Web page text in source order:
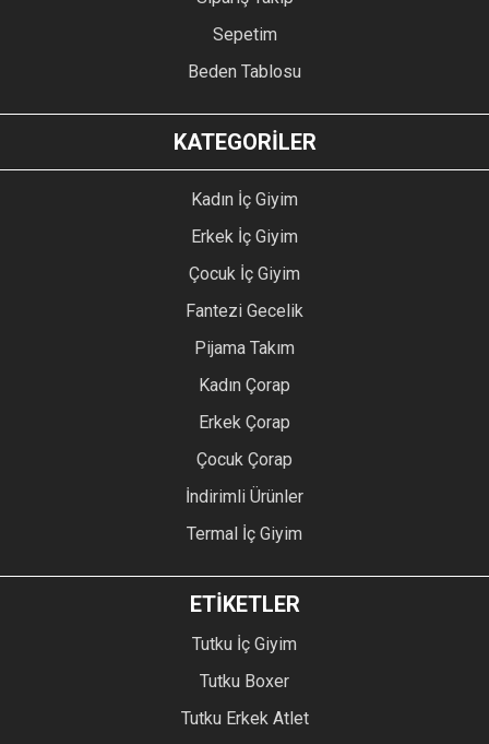
Sepetim
Beden Tablosu
KATEGORİLER
Kadın İç Giyim
Erkek İç Giyim
Çocuk İç Giyim
Fantezi Gecelik
Pijama Takım
Kadın Çorap
Erkek Çorap
Çocuk Çorap
İndirimli Ürünler
Termal İç Giyim
ETİKETLER
Tutku İç Giyim
Tutku Boxer
Tutku Erkek Atlet